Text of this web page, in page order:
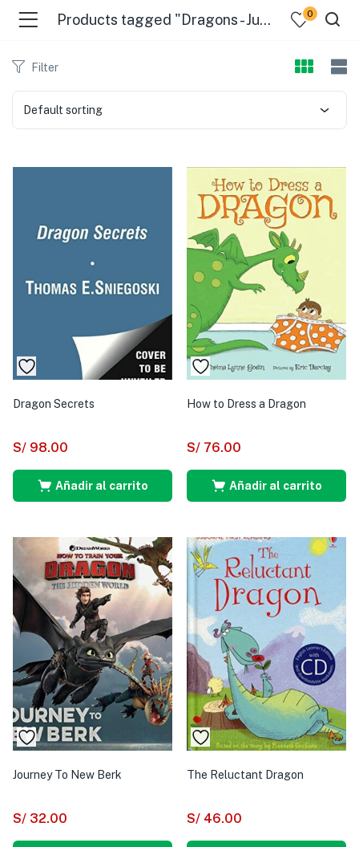
Products tagged "Dragons - Juvenile Fiction" 0
Filter
Default sorting
Dragon Secrets
S/ 98.00
Añadir al carrito
How to Dress a Dragon
S/ 76.00
Añadir al carrito
Journey To New Berk
S/ 32.00
The Reluctant Dragon
S/ 46.00